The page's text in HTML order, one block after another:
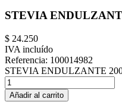
STEVIA
$ 24.250
IVA incluído
Referencia: 100014982
STEVIA ENDULZANTE
Añadir al carrito